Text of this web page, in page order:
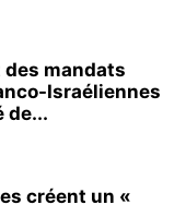
des mandats
Israéliennes
de...
créent un «